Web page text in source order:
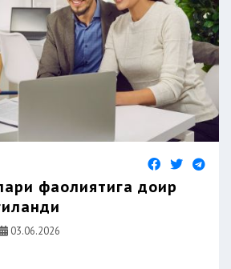
фаолиятига доир
03.06.2026